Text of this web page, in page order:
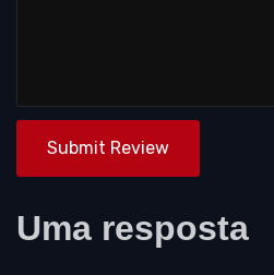
Submit Review
Uma resposta